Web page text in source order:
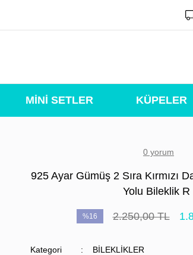
MİNİ SETLER KÜPELER
0 yorum
925 Ayar Gümüş 2 Sıra Kırmızı
Yolu Bileklik R
%16 2.250,00 TL
Kategori
BİLEKLİKLER